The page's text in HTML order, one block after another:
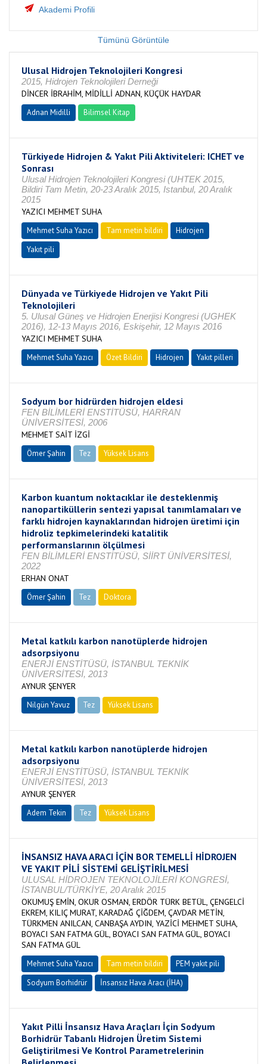
Akademi Profili
Tümünü Görüntüle
Ulusal Hidrojen Teknolojileri Kongresi
2015, Hidrojen Teknolojileri Derneği
DİNCER İBRAHİM, MİDİLLİ ADNAN, KÜÇÜK HAYDAR
Adnan Midilli Bilimsel Kitap
Türkiyede Hidrojen & Yakıt Pili Aktiviteleri: ICHET ve
Sonrası
Ulusal Hidrojen Teknolojileri Kongresi (UHTEK 2015,
Bildiri Tam Metin, 20-23 Aralık 2015, Istanbul, 20 Aralık
2015
YAZICI MEHMET SUHA
Mehmet Suha Yazıcı Tam metin bildiri
Hidrojen
Yakıt pili
Dünyada ve Türkiyede Hidrojen ve Yakıt Pili
Teknolojileri
5. Ulusal Güneş ve Hidrojen Enerjisi Kongresi (UGHEK
2016), 12-13 Mayıs 2016, Eskişehir, 12 Mayıs 2016
YAZICI MEHMET SUHA
Mehmet Suha Yazıcı Özet Bildiri Hidrojen Yakıt pilleri
Sodyum bor hidrürden hidrojen eldesi
FEN BİLİMLERİ ENSTİTÜSÜ, HARRAN
ÜNİVERSİTESİ, 2006
MEHMET SAİT İZGİ
Ömer Şahin Tez Yüksek Lisans
Karbon kuantum noktacıklar ile desteklenmiş
nanopartiküllerin sentezi yapısal tanımlamaları ve
farklı hidrojen kaynaklarından hidrojen üretimi için
hidroliz tepkimelerindeki katalitik
performanslarının ölçülmesi
FEN BİLİMLERİ ENSTİTÜSÜ, SİİRT ÜNİVERSİTESİ,
2022
ERHAN ONAT
Ömer Şahin Tez Doktora
Metal katkılı karbon nanotüplerde hidrojen
adsorpsiyonu
ENERJİ ENSTİTÜSÜ, İSTANBUL TEKNİK
ÜNİVERSİTESİ, 2013
AYNUR ŞENYER
Nilgün Yavuz Tez Yüksek Lisans
Metal katkılı karbon nanotüplerde hidrojen
adsorpsiyonu
ENERJİ ENSTİTÜSÜ, İSTANBUL TEKNİK
ÜNİVERSİTESİ, 2013
AYNUR ŞENYER
Adem Tekin Tez Yüksek Lisans
İNSANSIZ HAVA ARACI İÇİN BOR TEMELLİ HİDROJEN
VE YAKIT PİLİ SİSTEMİ GELİŞTİRİLMESİ
ULUSAL HİDROJEN TEKNOLOJİLERİ KONGRESİ,
İSTANBUL/TÜRKİYE, 20 Aralık 2015
OKUMUŞ EMİN, OKUR OSMAN, ERDÖR TÜRK BETÜL, ÇENGELCİ
EKREM, KILIÇ MURAT, KARADAĞ ÇİĞDEM, ÇAVDAR METİN,
TÜRKMEN ANILCAN, CANBAŞA AYDIN, YAZİCİ MEHMET SUHA,
BOYACI SAN FATMA GÜL, BOYACI SAN FATMA GÜL, BOYACI
SAN FATMA GÜL
Mehmet Suha Yazıcı Tam metin bildiri
PEM yakıt pili
Sodyum Borhidrür
İnsansız Hava Aracı (İHA)
Yakıt Pilli İnsansız Hava Araçları İçin Sodyum
Borhidrür Tabanlı Hidrojen Üretim Sistemi
Geliştirilmesi Ve Kontrol Parametrelerinin